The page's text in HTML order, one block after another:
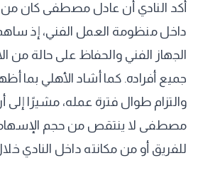
أكد النادي أن عادل مصطفى كان من
داخل منظومة العمل الفني، إذ
الجهاز الفني والحفاظ على حالة من
جميع أفراده. كما أشاد الأهلي بما
والتزام طوال فترة عمله، مشيرًا إلى
مصطفى لا ينتقص من حجم
للفريق أو من مكانته داخل النادي